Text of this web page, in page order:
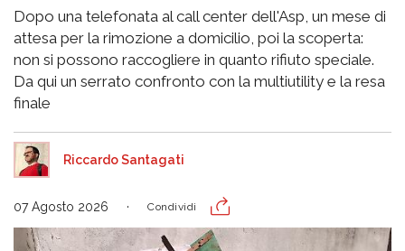
Dopo una telefonata al call center dell'Asp, un mese di
attesa per la rimozione a domicilio, poi la scoperta:
non si possono raccogliere in quanto rifiuto speciale.
Da qui un serrato confronto con la multiutility e la resa
finale
Riccardo Santagati
07 Agosto 2026 Condividi